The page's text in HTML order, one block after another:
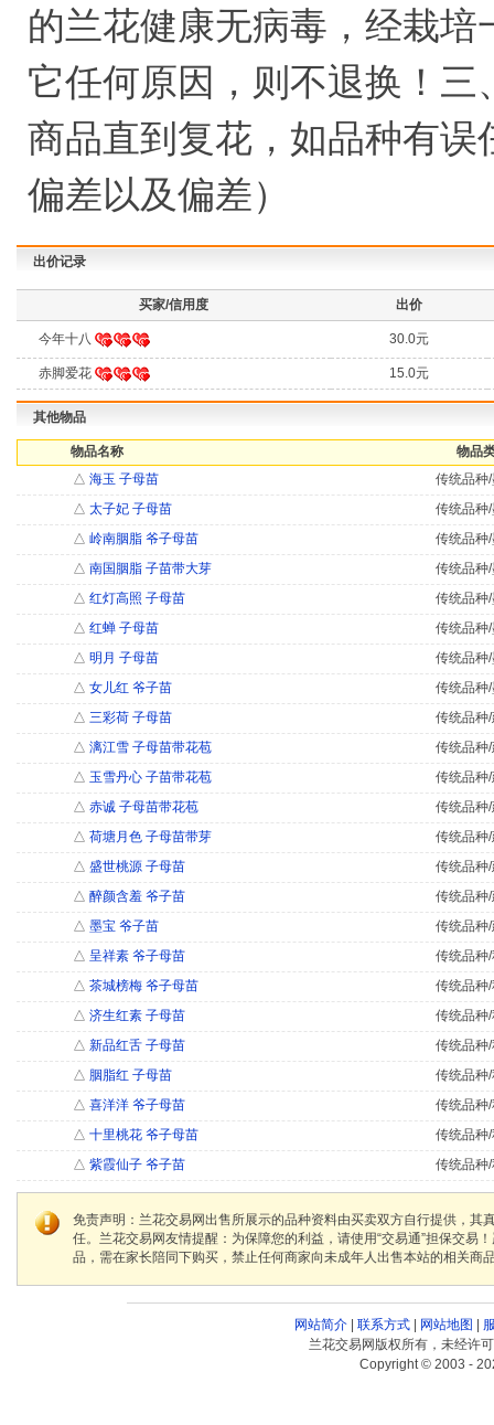
的兰花健康无病毒，经栽
它任何原因，则不退换！
商品直到复花，如品种有
偏差以及偏差）
出价记录
买家/信用度 出价
今年十八 30.0元
赤脚爱花 15.0元
其他物品
物品名称
物品
△ 海玉 子母苗
传统品种
△ 太子妃 子母苗
传统品种
△ 岭南胭脂 爷子母苗
传统品种
△ 南国胭脂 子苗带大芽
传统品种
△ 红灯高照 子母苗
传统品种
△ 红蝉 子母苗
传统品种
△ 明月 子母苗
传统品种
△ 女儿红 爷子苗
传统品种
△ 三彩荷 子母苗
传统品种
△ 漓江雪 子母苗带花苞
传统品种
△ 玉雪丹心 子苗带花苞
传统品种
△ 赤诚 子母苗带花苞
传统品种
△ 荷塘月色 子母苗带芽
传统品种
△ 盛世桃源 子母苗
传统品种
△ 醉颜含羞 爷子苗
传统品种
△ 墨宝 爷子苗
传统品种
△ 呈祥素 爷子母苗
传统品种
△ 茶城榜梅 爷子母苗
传统品种
△ 济生红素 子母苗
传统品种
△ 新品红舌 子母苗
传统品种
△ 胭脂红 子母苗
传统品种
△ 喜洋洋 爷子母苗
传统品种
△ 十里桃花 爷子母苗
传统品种
△ 紫霞仙子 爷子苗 传统品种
免责声明：兰花交易网出售所展示的品种资料由买卖双方自行提供，
任。兰花交易网友情提醒：为保障您的利益，请使用“交易通”担保交
品，需在家长陪同下购买，禁止任何商家向未成年人出售本站的相关商
网站简介| 联系方式| 网站地图
兰花交易网版权所有，未经许
Copyright © 2003 -